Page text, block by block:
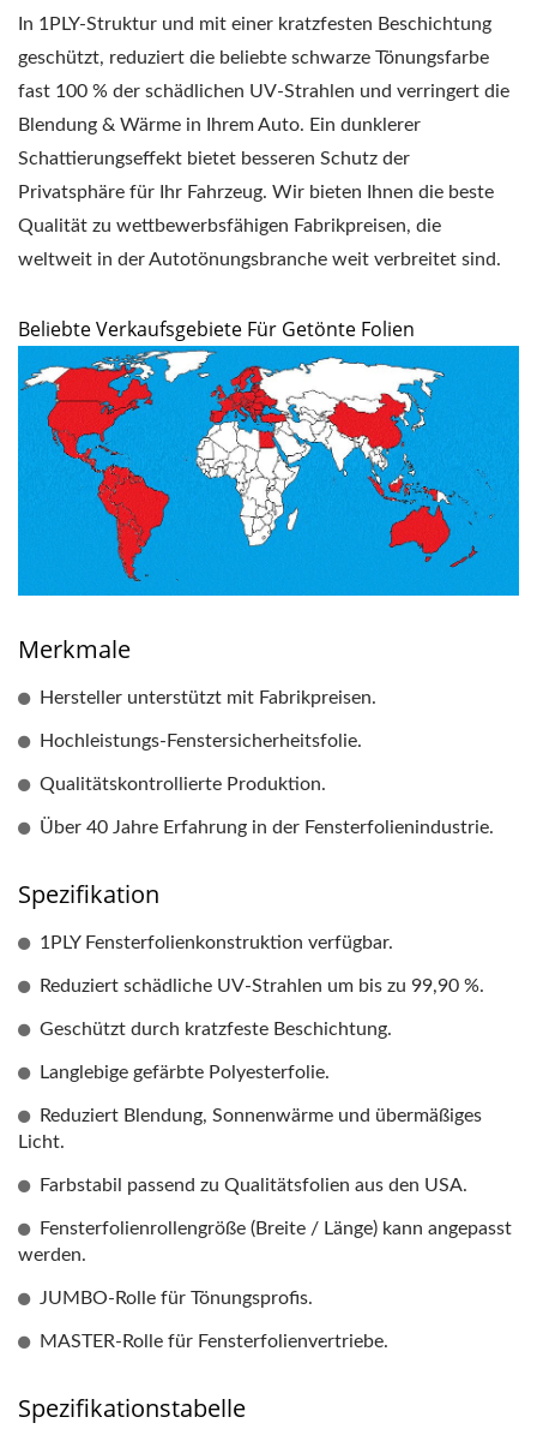
In 1PLY-Struktur und mit einer kratzfesten Beschichtung
geschützt, reduziert die beliebte schwarze Tönungsfarbe
fast 100 % der schädlichen UV-Strahlen und verringert die
Blendung & Wärme in Ihrem Auto. Ein dunklerer
Schattierungseffekt bietet besseren Schutz der
Privatsphäre für Ihr Fahrzeug. Wir bieten Ihnen die beste
Qualität zu wettbewerbsfähigen Fabrikpreisen, die
weltweit in der Autotönungsbranche weit verbreitet sind.
Beliebte Verkaufsgebiete Für Getönte Folien
Merkmale
Hersteller unterstützt mit Fabrikpreisen.
Hochleistungs-Fenstersicherheitsfolie.
Qualitätskontrollierte Produktion.
Über 40 Jahre Erfahrung in der Fensterfolienindustrie.
Spezifikation
1PLY Fensterfolienkonstruktion verfügbar.
Reduziert schädliche UV-Strahlen um bis zu 99,90 %.
Geschützt durch kratzfeste Beschichtung.
Langlebige gefärbte Polyesterfolie.
Reduziert Blendung, Sonnenwärme und übermäßiges
Licht.
Farbstabil passend zu Qualitätsfolien aus den USA.
Fensterfolienrollengröße (Breite / Länge) kann angepasst
werden.
JUMBO-Rolle für Tönungsprofis.
MASTER-Rolle für Fensterfolienvertriebe.
Spezifikationstabelle